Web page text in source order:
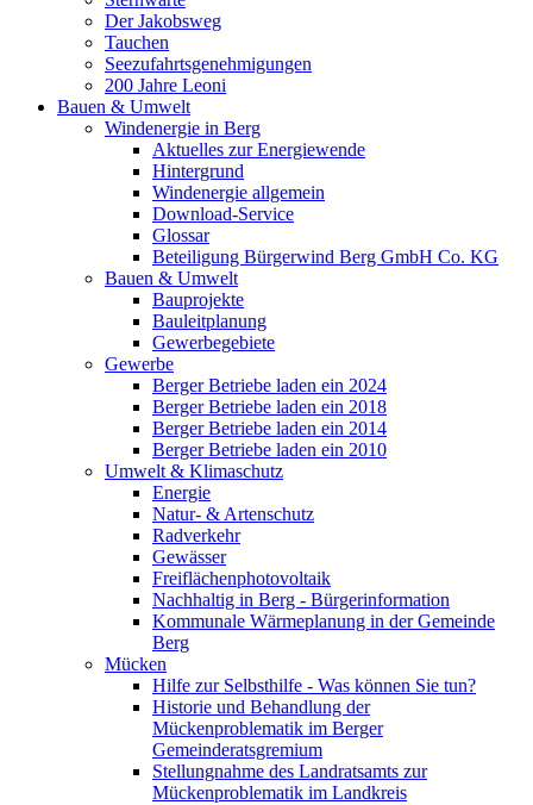
Der Jakobsweg
Tauchen
Seezufahrtsgenehmigungen
200 Jahre Leoni
Bauen & Umwelt
Windenergie in Berg
Aktuelles zur Energiewende
Hintergrund
Windenergie allgemein
Download-Service
Glossar
Beteiligung Bürgerwind Berg GmbH Co. KG
Bauen & Umwelt
Bauprojekte
Bauleitplanung
Gewerbegebiete
Gewerbe
Berger Betriebe laden ein 2024
Berger Betriebe laden ein 2018
Berger Betriebe laden ein 2014
Berger Betriebe laden ein 2010
Umwelt & Klimaschutz
Energie
Natur- & Artenschutz
Radverkehr
Gewässer
Freiflächenphotovoltaik
Nachhaltig in Berg - Bürgerinformation
Kommunale Wärmeplanung in der Gemeinde
Berg
Mücken
Hilfe zur Selbsthilfe - Was können Sie tun?
Historie und Behandlung der
Mückenproblematik im Berger
Gemeinderatsgremium
Stellungnahme des Landratsamts zur
Mückenproblematik im Landkreis